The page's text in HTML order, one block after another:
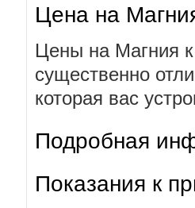
Цена на
Цены на Магния
существенно
которая вас
Подробная
Показания к